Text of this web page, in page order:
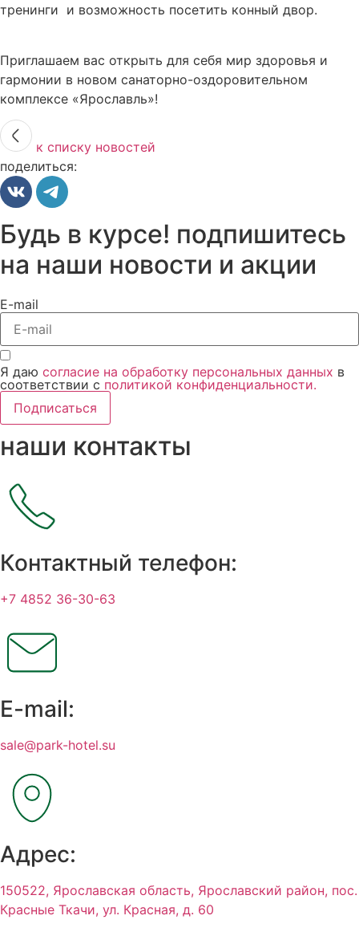
тренинги и возможность посетить конный двор.
Приглашаем вас открыть для себя мир здоровья и
гармонии в новом санаторно-оздоровительном
комплексе «Ярославль»!
к списку новостей
поделиться:
Будь в курсе! подпишитесь
на наши новости и акции
E-mail
Я даю согласие на обработку персональных данных в
соответствии с политикой конфиденциальности.
Подписаться
наши контакты
Контактный телефон:
+7 4852 36-30-63
E-mail:
sale@park-hotel.su
Адрес:
150522, Ярославская область, Ярославский район, пос.
Красные Ткачи, ул. Красная, д. 60